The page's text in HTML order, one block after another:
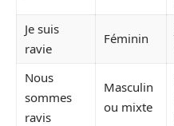
Je suis
ravie
Féminin
Nous
sommes
ravis
Masculin
ou mixte